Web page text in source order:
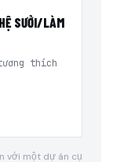
SƯỞI/LÀM
thích
với một dự án cụ